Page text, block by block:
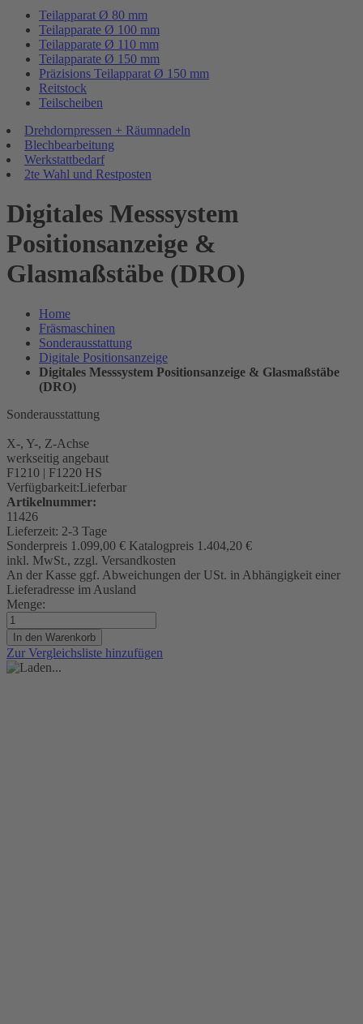
Teilapparat Ø 80 mm
Teilapparate Ø 100 mm
Teilapparate Ø 110 mm
Teilapparate Ø 150 mm
Präzisions Teilapparat Ø 150 mm
Reitstock
Teilscheiben
Drehdornpressen + Räumnadeln
Blechbearbeitung
Werkstattbedarf
2te Wahl und Restposten
Digitales Messsystem
Positionsanzeige &
Glasmaßstäbe (DRO)
Home
Fräsmaschinen
Sonderausstattung
Digitale Positionsanzeige
Digitales Messsystem Positionsanzeige & Glasmaßstäbe
(DRO)
Sonderausstattung
X-, Y-, Z-Achse
werkseitig angebaut
F1210 | F1220 HS
Verfügbarkeit:Lieferbar
Artikelnummer:
11426
Lieferzeit: 2-3 Tage
Sonderpreis 1.099,00 € Katalogpreis 1.404,20 €
inkl. MwSt., zzgl. Versandkosten
An der Kasse ggf. Abweichungen der USt. in Abhängigkeit einer
Lieferadresse im Ausland
Menge:
In den Warenkorb
Zur Vergleichsliste hinzufügen